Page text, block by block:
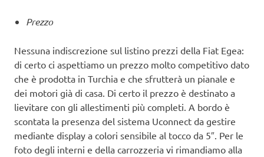
Prezzo
Nessuna indiscrezione sul listino prezzi della Fiat Egea:
di certo ci aspettiamo un prezzo molto competitivo dato
che è prodotta in Turchia e che sfrutterà un pianale e
dei motori già di casa. Di certo il prezzo è destinato a
lievitare con gli allestimenti più completi. A bordo è
scontata la presenza del sistema Uconnect da gestire
mediante display a colori sensibile al tocco da 5″. Per le
foto degli interni e della carrozzeria vi rimandiamo alla